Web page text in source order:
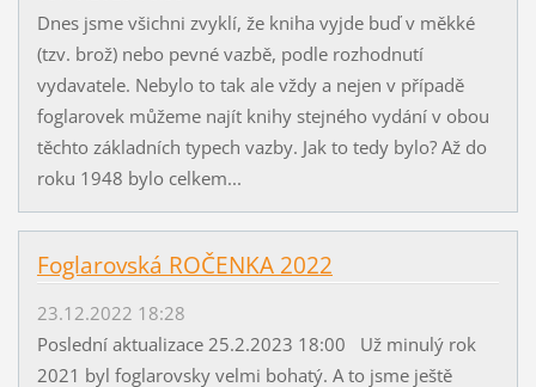
Dnes jsme všichni zvyklí, že kniha vyjde buď v měkké
(tzv. brož) nebo pevné vazbě, podle rozhodnutí
vydavatele. Nebylo to tak ale vždy a nejen v případě
foglarovek můžeme najít knihy stejného vydání v obou
těchto základních typech vazby. Jak to tedy bylo? Až do
roku 1948 bylo celkem...
Foglarovská ROČENKA 2022
23.12.2022 18:28
Poslední aktualizace 25.2.2023 18:00 Už minulý rok
2021 byl foglarovsky velmi bohatý. A to jsme ještě